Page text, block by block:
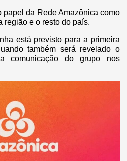
papel da Rede Amazônica como
região e o resto do país.
está previsto para a primeira
também será revelado o
comunicação do grupo nos